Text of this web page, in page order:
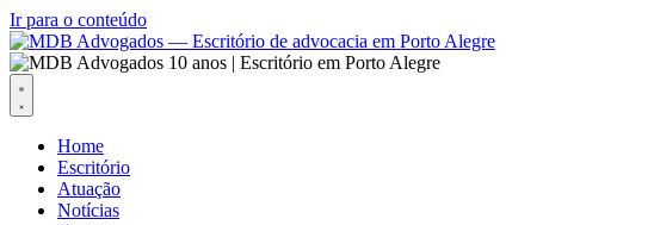
Ir para o conteúdo
Home
Escritório
Atuação
Notícias